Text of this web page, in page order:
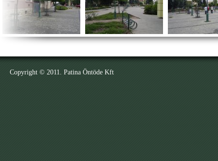
Copyright © 2011. Patina Öntöde Kft